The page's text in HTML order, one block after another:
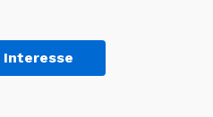
Interesse